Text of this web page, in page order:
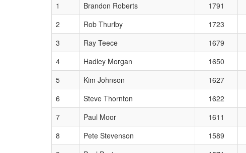
1
Brandon Roberts 1791
2
Rob Thurlby 1723
3
Ray Teece 1679
4
Hadley Morgan 1650
5
Kim Johnson 1627
6
Steve Thornton 1622
7
Paul Moor 1611
8
Pete Stevenson 1589